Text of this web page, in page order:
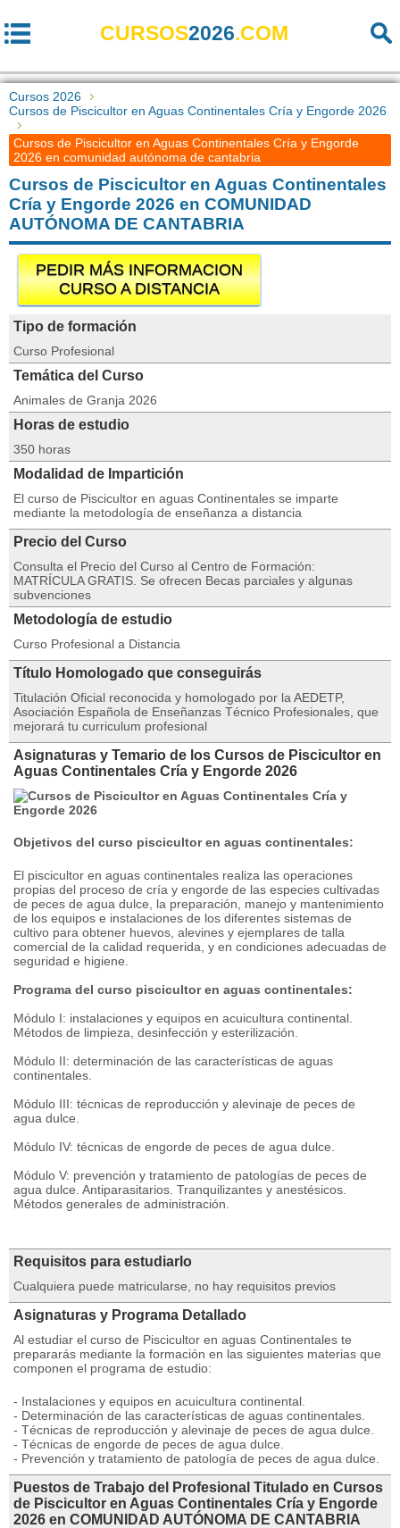
CURSOS2026.COM
Cursos 2026
Cursos de Piscicultor en Aguas Continentales Cría y Engorde 2026
Cursos de Piscicultor en Aguas Continentales Cría y Engorde
2026 en comunidad autónoma de cantabria
Cursos de Piscicultor en Aguas Continentales
Cría y Engorde 2026 en COMUNIDAD
AUTÓNOMA DE CANTABRIA
PEDIR MÁS INFORMACION
CURSO A DISTANCIA
Tipo de formación
Curso Profesional
Temática del Curso
Animales de Granja 2026
Horas de estudio
350 horas
Modalidad de Impartición
El curso de Piscicultor en aguas Continentales se imparte
mediante la metodología de enseñanza a distancia
Precio del Curso
Consulta el Precio del Curso al Centro de Formación:
MATRÍCULA GRATIS. Se ofrecen Becas parciales y algunas
subvenciones
Metodología de estudio
Curso Profesional a Distancia
Título Homologado que conseguirás
Titulación Oficial reconocida y homologado por la AEDETP,
Asociación Española de Enseñanzas Técnico Profesionales, que
mejorará tu curriculum profesional
Asignaturas y Temario de los Cursos de Piscicultor en
Aguas Continentales Cría y Engorde 2026
Objetivos del curso piscicultor en aguas continentales:
El piscicultor en aguas continentales realiza las operaciones
propias del proceso de cría y engorde de las especies cultivadas
de peces de agua dulce, la preparación, manejo y mantenimiento
de los equipos e instalaciones de los diferentes sistemas de
cultivo para obtener huevos, alevines y ejemplares de talla
comercial de la calidad requerida, y en condiciones adecuadas de
seguridad e higiene.
Programa del curso piscicultor en aguas continentales:
Módulo I: instalaciones y equipos en acuicultura continental.
Métodos de limpieza, desinfección y esterilización.
Módulo II: determinación de las características de aguas
continentales.
Módulo III: técnicas de reproducción y alevinaje de peces de
agua dulce.
Módulo IV: técnicas de engorde de peces de agua dulce.
Módulo V: prevención y tratamiento de patologías de peces de
agua dulce. Antiparasitarios. Tranquilizantes y anestésicos.
Métodos generales de administración.
Requisitos para estudiarlo
Cualquiera puede matricularse, no hay requisitos previos
Asignaturas y Programa Detallado
Al estudiar el curso de Piscicultor en aguas Continentales te
prepararás mediante la formación en las siguientes materias que
componen el programa de estudio:
- Instalaciones y equipos en acuicultura continental.
- Determinación de las características de aguas continentales.
- Técnicas de reproducción y alevinaje de peces de agua dulce.
- Técnicas de engorde de peces de agua dulce.
- Prevención y tratamiento de patología de peces de agua dulce.
Puestos de Trabajo del Profesional Titulado en Cursos
de Piscicultor en Aguas Continentales Cría y Engorde
2026 en COMUNIDAD AUTÓNOMA DE CANTABRIA